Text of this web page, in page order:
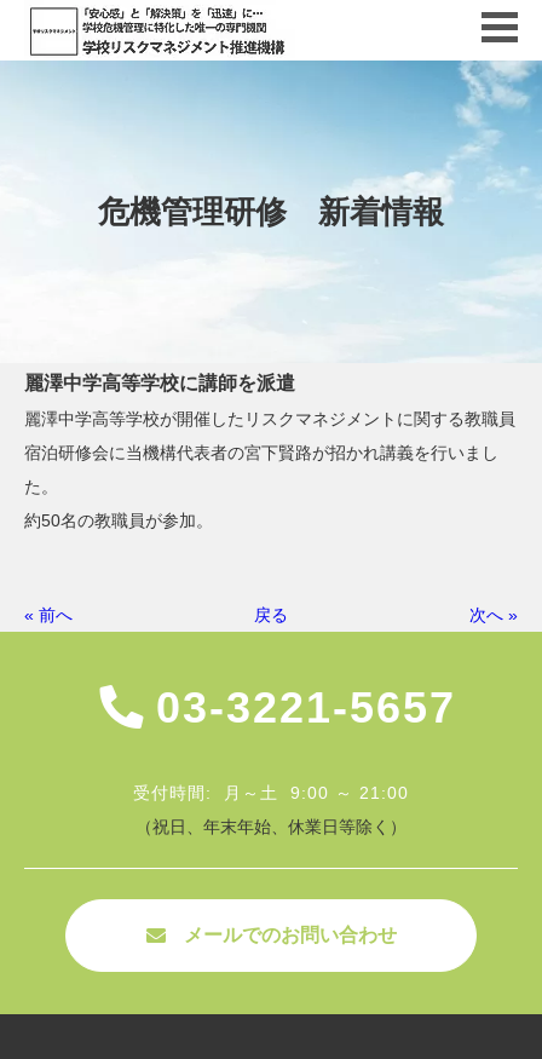
危機管理研修 新着情報
麗澤中学高等学校に講師を派遣
麗澤中学高等学校が開催したリスクマネジメントに関する教職員
宿泊研修会に当機構代表者の宮下賢路が招かれ講義を行いまし
た。
約50名の教職員が参加。
« 前へ 戻る 次へ »
03-3221-5657
受付時間: 月～土 9:00 ～ 21:00
（祝日、年末年始、休業日等除く）
メールでのお問い合わせ